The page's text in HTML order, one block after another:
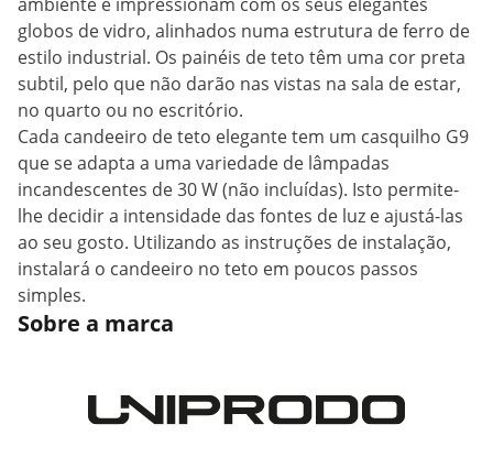
globos de vidro, alinhados numa estrutura de ferro de
estilo industrial. Os painéis de teto têm uma cor preta
subtil, pelo que não darão nas vistas na sala de estar,
no quarto ou no escritório.
Cada candeeiro de teto elegante tem um casquilho G9
que se adapta a uma variedade de lâmpadas
incandescentes de 30 W (não incluídas). Isto permite-
lhe decidir a intensidade das fontes de luz e ajustá-las
ao seu gosto. Utilizando as instruções de instalação,
instalará o candeeiro no teto em poucos passos
simples.
Sobre a marca